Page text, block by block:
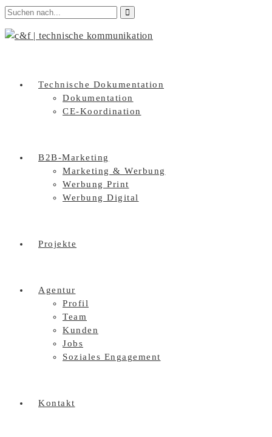
Technische Dokumentation
Dokumentation
CE-Koordination
B2B-Marketing
Marketing & Werbung
Werbung Print
Werbung Digital
Projekte
Agentur
Profil
Team
Kunden
Jobs
Soziales Engagement
Kontakt